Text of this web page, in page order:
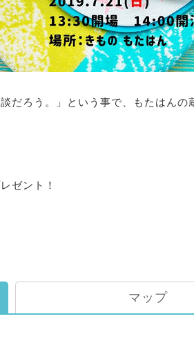
だろう。」という事で、もたはんの
ゼント！
マップ